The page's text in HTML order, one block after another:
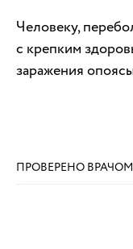
Человеку,
с крепким
заражения
ПРОВЕРЕНО ВРАЧОМ